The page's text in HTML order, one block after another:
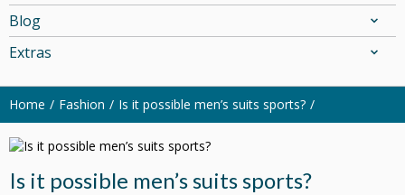
Blog
Extras
Home Fashion Is it possible men’s suits sports?
Is it possible men’s suits sports?